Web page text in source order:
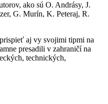
ako sú O. Andrásy, J.
G. Murín, K. Peteraj, R.
aj vy svojimi tipmi na
presadili v zahraničí na
technických,